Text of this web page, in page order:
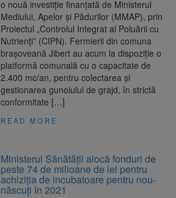
o nouă investiţie finanţată de Ministerul
Mediului, Apelor şi Pădurilor (MMAP), prin
Proiectul „Controlul Integrat al Poluării cu
Nutrienţi” (CIPN). Fermierii din comuna
braşoveană Jibert au acum la dispoziţie o
platformă comunală cu o capacitate de
2.400 mc/an, pentru colectarea şi
gestionarea gunoiului de grajd, în strictă
conformitate […]
READ MORE
Ministerul Sănătăţii alocă fonduri de
peste 74 de milioane de lei pentru
achiziţia de incubatoare pentru nou-
născuţi în 2021